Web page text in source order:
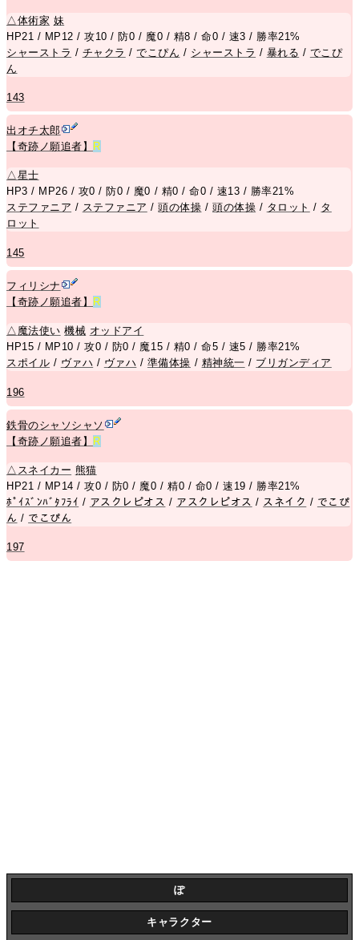
△ 体術家 妹
HP21 / MP12 / 攻10 / 防0 / 魔0 / 精8 / 命0 / 速3 / 勝率21%
シャーストラ / チャクラ /でこぴん / シャーストラ / 暴れる / でこぴ
ん
143
出オチ太郎
【奇跡ノ願追者】
R
△星士
HP3 / MP26 / 攻0 / 防0 / 魔0 / 精0 / 命0 / 速13 / 勝率21%
ステファニア / ステファニア /頭の体操 /頭の体操 / タロット / タ
ロット
145
フィリシナ
【奇跡ノ願追者】
R
△ 魔法使い 機械 オッドアイ
HP15 / MP10 / 攻0 / 防0 / 魔15 / 精0 / 命5 / 速5 / 勝率21%
スポイル / ヴァハ / ヴァハ / 準備体操 / 精神統一 / ブリガンディア
196
鉄骨のシャソシャソ
【奇跡ノ願追者】
R
△ スネイカー 熊猫
HP21 / MP14 / 攻0 / 防0 / 魔0 / 精0 / 命0 / 速19 / 勝率21%
ﾎﾟｲｽﾞﾝﾊﾞﾀﾌﾗｲ / アスクレピオス / アスクレピオス / スネイク / でこぴ
ん / でこぴん
197
ぽ
キャラクター